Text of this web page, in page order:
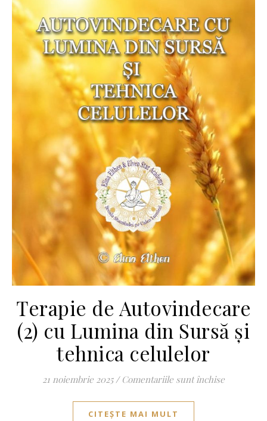
Terapie de Autovindecare
(2) cu Lumina din Sursă și
tehnica celulelor
21 noiembrie 2025 / Comentariile sunt închisepentru
CITEȘTE MAI MULT